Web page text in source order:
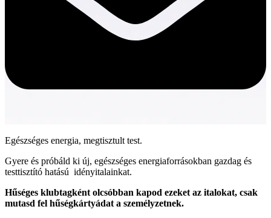
Egészséges energia, megtisztult test.
Gyere és próbáld ki új, egészséges energiaforrásokban gazdag és
testtisztító hatású idényitalainkat.
Hűséges klubtagként olcsóbban kapod ezeket az italokat, csak
mutasd fel hűségkártyádat a személyzetnek.